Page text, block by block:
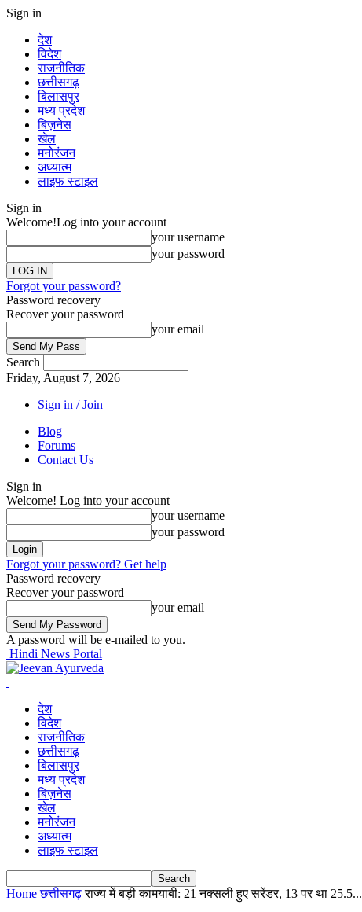
Sign in
देश
विदेश
राजनीतिक
छत्तीसगढ़
बिलासपुर
मध्य प्रदेश
बिज़नेस
खेल
मनोरंजन
अध्यात्म
लाइफ स्टाइल
Sign in
Welcome!Log into your account
your username
your password
Forgot your password?
Password recovery
Recover your password
your email
Search
Friday, August 7, 2026
Sign in / Join
Blog
Forums
Contact Us
Sign in
Welcome! Log into your account
your username
your password
Forgot your password? Get help
Password recovery
Recover your password
your email
A password will be e-mailed to you.
Hindi News Portal
देश
विदेश
राजनीतिक
छत्तीसगढ़
बिलासपुर
मध्य प्रदेश
बिज़नेस
खेल
मनोरंजन
अध्यात्म
लाइफ स्टाइल
Home छत्तीसगढ़ राज्य में बड़ी कामयाबी: 21 नक्सली हुए सरेंडर, 13 पर था 25.5...